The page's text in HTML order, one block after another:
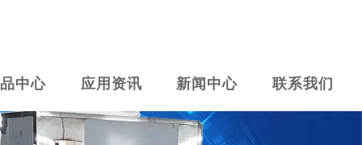
中心 应用资讯 新闻中心 联系我们